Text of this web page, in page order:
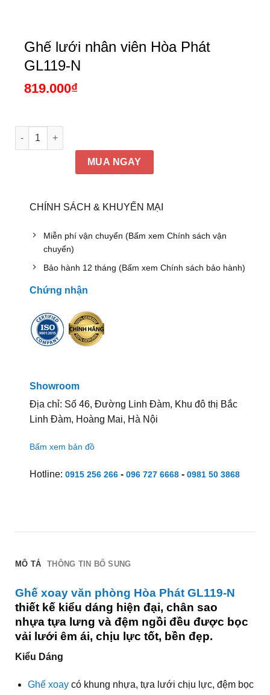
Ghế lưới nhân viên Hòa Phát
GL119-N
819.000₫
Ghế lưới nhân viên Hòa Phát GL119-N số lượng
MUA NGAY
CHÍNH SÁCH & KHUYẾN MẠI
Miễn phí vận chuyển (Bấm xem Chính sách vận
chuyển)
Bảo hành 12 tháng (Bấm xem Chính sách bảo hành)
Chứng nhận
Showroom
Địa chỉ: Số 46, Đường Linh Đàm, Khu đô thị Bắc
Linh Đàm, Hoàng Mai, Hà Nội
Bấm xem bản đồ
Hotline: 0915 256 266- 096 727 6668- 0981 50 3868
MÔ TẢ THÔNG TIN BỔ SUNG
Ghế xoay văn phòng Hòa Phát GL119-N
thiết kế kiểu dáng hiện đại, chân sao
nhựa tựa lưng và đệm ngồi đều được bọc
vải lưới êm ái, chịu lực tốt, bền đẹp.
Kiểu Dáng
Ghế xoaycó khung nhựa, tựa lưới chịu lực, đệm bọc